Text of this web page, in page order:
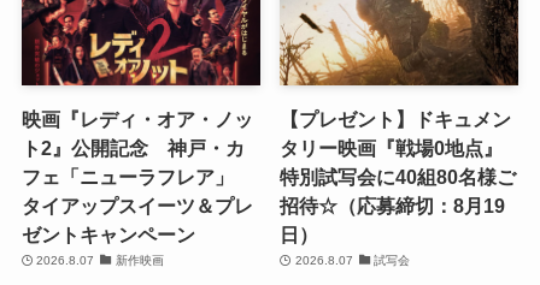
映画『レディ・オア・ノッ
ト2』公開記念 神戸・カ
フェ「ニューラフレア」
タイアップスイーツ＆プレ
ゼントキャンペーン
2026.8.07 新作映画
【プレゼント】ドキュメン
タリー映画『戦場0地点』
特別試写会に40組80名様ご
招待☆（応募締切：8月19
日）
2026.8.07 試写会